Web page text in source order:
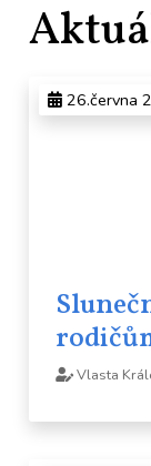
26.června
Vlasta